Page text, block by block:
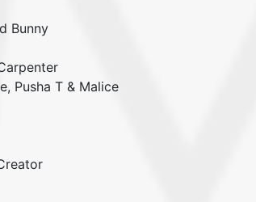
Bunny
Pusha T & Malice